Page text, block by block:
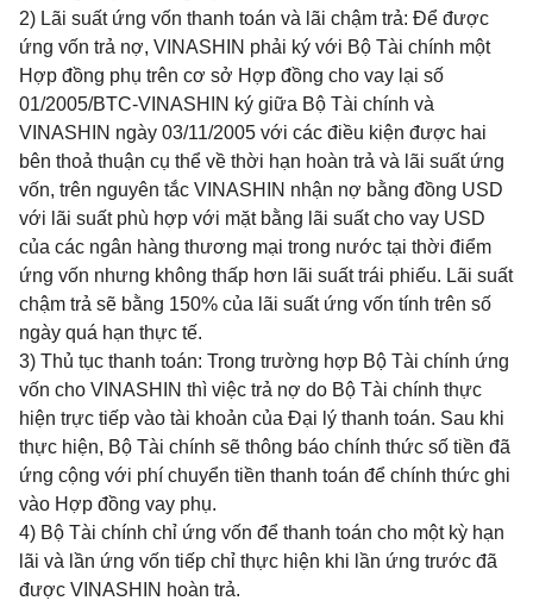
2) Lãi suất ứng vốn thanh toán và lãi chậm trả: Để được
ứng vốn trả nợ, VINASHIN phải ký với Bộ Tài chính một
Hợp đồng phụ trên cơ sở Hợp đồng cho vay lại số
01/2005/BTC-VINASHIN ký giữa Bộ Tài chính và
VINASHIN ngày 03/11/2005 với các điều kiện được hai
bên thoả thuận cụ thể về thời hạn hoàn trả và lãi suất ứng
vốn, trên nguyên tắc VINASHIN nhận nợ bằng đồng USD
với lãi suất phù hợp với mặt bằng lãi suất cho vay USD
của các ngân hàng thương mại trong nước tại thời điểm
ứng vốn nhưng không thấp hơn lãi suất trái phiếu. Lãi suất
chậm trả sẽ bằng 150% của lãi suất ứng vốn tính trên số
ngày quá hạn thực tế.
3) Thủ tục thanh toán: Trong trường hợp Bộ Tài chính ứng
vốn cho VINASHIN thì việc trả nợ do Bộ Tài chính thực
hiện trực tiếp vào tài khoản của Đại lý thanh toán. Sau khi
thực hiện, Bộ Tài chính sẽ thông báo chính thức số tiền đã
ứng cộng với phí chuyển tiền thanh toán để chính thức ghi
vào Hợp đồng vay phụ.
4) Bộ Tài chính chỉ ứng vốn để thanh toán cho một kỳ hạn
lãi và lần ứng vốn tiếp chỉ thực hiện khi lần ứng trước đã
được VINASHIN hoàn trả.